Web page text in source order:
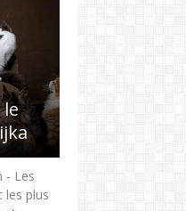
- Les
les plus